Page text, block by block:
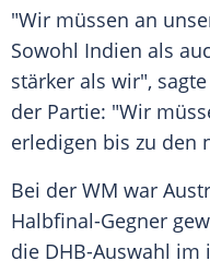
"Wir müssen an
Sowohl Indien als
stärker als wir",
der Partie: "Wir
erledigen bis zu den
Bei der WM war
Halbfinal-Gegner
die DHB-Auswahl im